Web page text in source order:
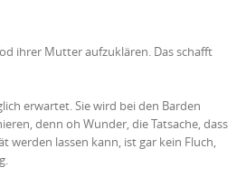
ihrer Mutter aufzuklären. Das schafft
erwartet. Sie wird bei den Barden
denn oh Wunder, die Tatsache, dass
werden lassen kann, ist gar kein Fluch,